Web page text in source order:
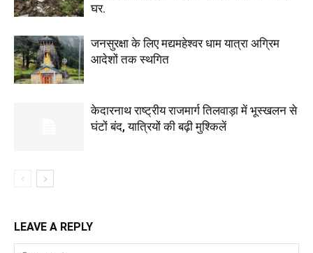
घर.
जनसुरक्षा के लिए मद्यमहेश्वर धाम यात्रा अग्रिम
आदेशों तक स्थगित
केदारनाथ राष्ट्रीय राजमार्ग तिलवाड़ा में भूस्खलन से
घंटों बंद, यात्रियों की बढ़ी मुश्किलें
LEAVE A REPLY